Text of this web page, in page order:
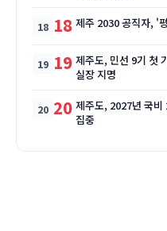
18 제주 2030 공직자, '
19 제주도, 민선 9기 첫
실장 지명
20 제주도, 2027년 국
집중